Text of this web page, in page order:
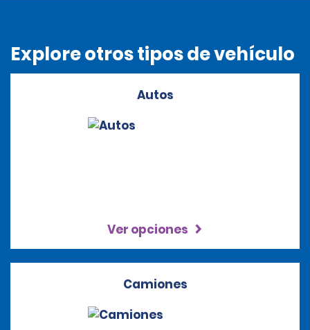
Explore otros tipos de vehículo
Autos
Ver opciones
Camiones